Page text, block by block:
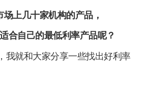
场上几十家机构的产品，
合自己的最低利率产品呢？
我就和大家分享一些找出好利率